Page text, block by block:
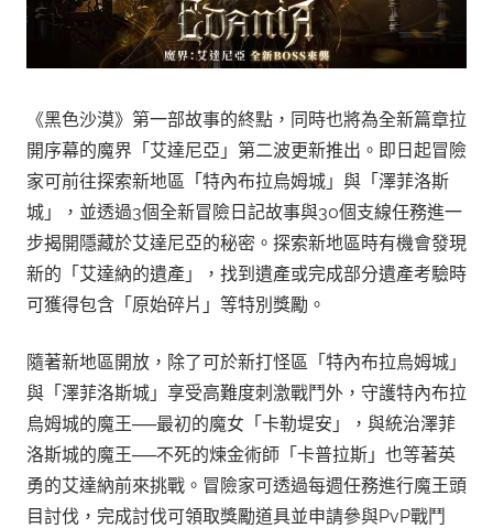
《黑色沙漠》第一部故事的終點，同時也將為全新篇章拉
開序幕的魔界「艾達尼亞」第二波更新推出。即日起冒險
家可前往探索新地區「特內布拉烏姆城」與「澤菲洛斯
城」，並透過3個全新冒險日記故事與30個支線任務進一
步揭開隱藏於艾達尼亞的秘密。探索新地區時有機會發現
新的「艾達納的遺產」，找到遺產或完成部分遺產考驗時
可獲得包含「原始碎片」等特別獎勵。
隨著新地區開放，除了可於新打怪區「特內布拉烏姆城」
與「澤菲洛斯城」享受高難度刺激戰鬥外，守護特內布拉
烏姆城的魔王──最初的魔女「卡勒堤安」，與統治澤菲
洛斯城的魔王──不死的煉金術師「卡普拉斯」也等著英
勇的艾達納前來挑戰。冒險家可透過每週任務進行魔王頭
目討伐，完成討伐可領取獎勵道具並申請參與PvP戰鬥